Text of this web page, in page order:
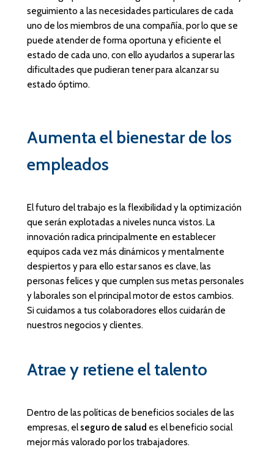
seguimiento a las necesidades particulares de cada
uno de los miembros de una compañía, por lo que se
puede atender de forma oportuna y eficiente el
estado de cada uno, con ello ayudarlos a superar las
dificultades que pudieran tener para alcanzar su
estado óptimo.
Aumenta el bienestar de los
empleados
El futuro del trabajo es la flexibilidad y la optimización
que serán explotadas a niveles nunca vistos. La
innovación radica principalmente en establecer
equipos cada vez más dinámicos y mentalmente
despiertos y para ello estar sanos es clave, las
personas felices y que cumplen sus metas personales
y laborales son el principal motor de estos cambios.
Si cuidamos a tus colaboradores ellos cuidarán de
nuestros negocios y clientes.
Atrae y retiene el talento
Dentro de las políticas de beneficios sociales de las
empresas, elseguro de salud es el beneficio social
mejor más valorado por los trabajadores.